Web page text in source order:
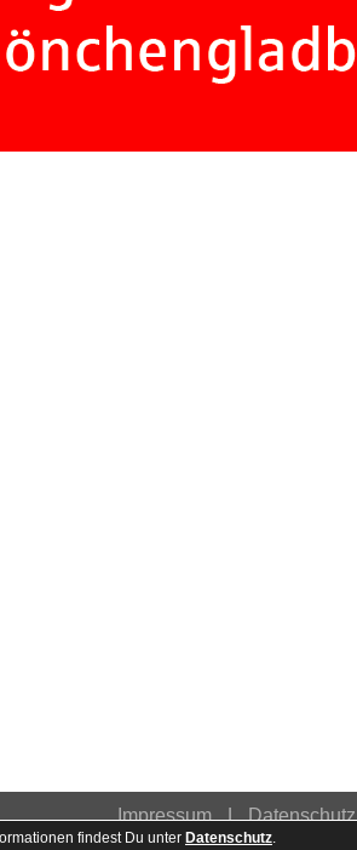
Impressum Datenschutz
findest Du unter Datenschutz.